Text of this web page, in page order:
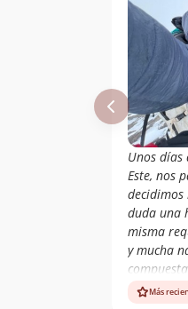
Unos días
Este, nos
decidimos
duda una
misma
y mucha
ruta muy
tienes a la
Más